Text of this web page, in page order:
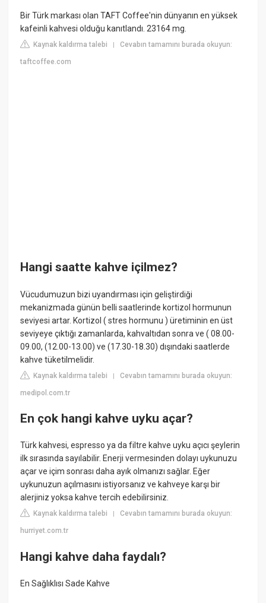
Bir Türk markası olan TAFT Coffee'nin dünyanın en yüksek
kafeinli kahvesi olduğu kanıtlandı. 23164 mg.
Kaynak kaldırma talebi |Cevabın tamamını burada okuyun:
taftcoffee.com
Hangi saatte kahve içilmez?
Vücudumuzun bizi uyandırması için geliştirdiği
mekanizmada günün belli saatlerinde kortizol hormunun
seviyesi artar. Kortizol ( stres hormunu ) üretiminin en üst
seviyeye çıktığı zamanlarda, kahvaltıdan sonra ve ( 08.00-
09.00, (12.00-13.00) ve (17.30-18.30) dışındaki saatlerde
kahve tüketilmelidir.
Kaynak kaldırma talebi |Cevabın tamamını burada okuyun:
medipol.com.tr
En çok hangi kahve uyku açar?
Türk kahvesi, espresso ya da filtre kahve uyku açıcı şeylerin
ilk sırasında sayılabilir. Enerji vermesinden dolayı uykunuzu
açar ve içim sonrası daha ayık olmanızı sağlar. Eğer
uykunuzun açılmasını istiyorsanız ve kahveye karşı bir
alerjiniz yoksa kahve tercih edebilirsiniz.
Kaynak kaldırma talebi |Cevabın tamamını burada okuyun:
hurriyet.com.tr
Hangi kahve daha faydalı?
En Sağlıklısı Sade Kahve